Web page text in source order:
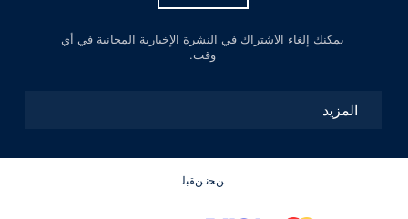
يمكنك إلغاء الاشتراك في النشرة الإخبارية المجانية في أي
وقت.
المزيد
ﻦﺤﻧ ﻦﻘﺒﻟ